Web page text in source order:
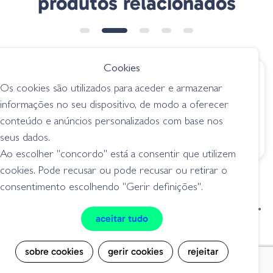
€ 15.30
Amostra Hollow
Body Shiner Violet
Ghost Shiner
swimbaits
Sawamura One Up
Shad - 170 Anchovy
condições de venda
livro de reclamações
privacidade
cookies
Grilo Pesca - Loja de Pesca e Competição © Todos os direitos reservados |
Desenvolvido porBomsite
Cookies
Os cookies são utilizados para aceder e armazenar
informações no seu dispositivo, de modo a oferecer
conteúdo e anúncios personalizados com base nos
seus dados.
Ao escolher "concordo" está a consentir que utilizem
cookies. Pode recusar ou pode recusar ou retirar o
consentimento escolhendo "Gerir definições".
aceitar tudo
sobre cookies gerir cookies rejeitar